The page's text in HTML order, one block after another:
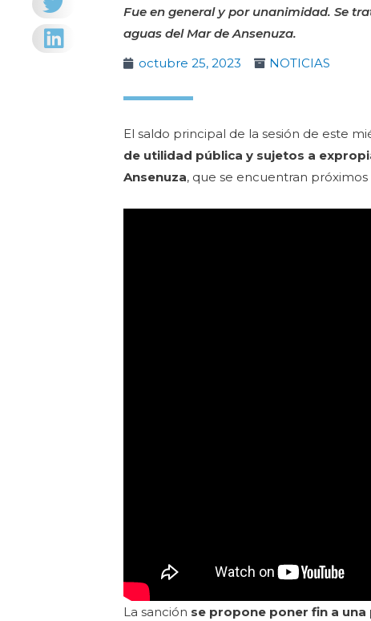
Fue en general y por unanimidad. Se
aguas del Mar de Ansenuza.
octubre 25, 2023
NOTICIAS
El saldo principal de la sesión de este
de utilidad pública y sujetos a
Ansenuza, que se encuentran próximos
La sanción se propone poner fin a